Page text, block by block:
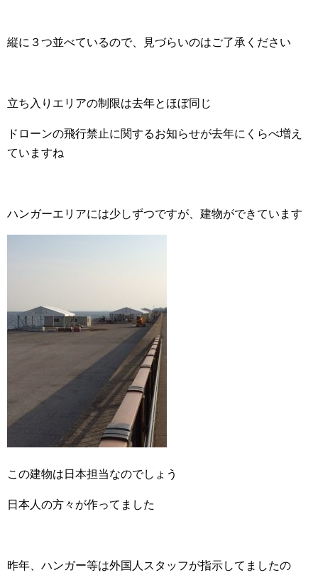
縦に３つ並べているので、見づらいのはご了承ください
立ち入りエリアの制限は去年とほぼ同じ
ドローンの飛行禁止に関するお知らせが去年にくらべ増え
ていますね
ハンガーエリアには少しずつですが、建物ができています
この建物は日本担当なのでしょう
日本人の方々が作ってました
昨年、ハンガー等は外国人スタッフが指示してましたの